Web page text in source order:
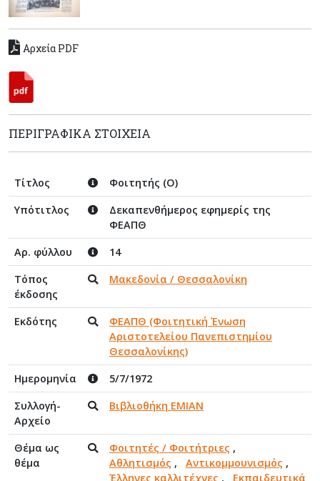
Αρχεία PDF
ΠΕΡΙΓΡΑΦΙΚΆ ΣΤΟΙΧΕΊΑ
Τίτλος
Φοιτητής (Ο)
Υπότιτλος
Δεκαπενθήμερος εφημερίς της
ΦΕΑΠΘ
Αρ. φύλλου
14
Τόπος
έκδοσης
Μακεδονία / Θεσσαλονίκη
Εκδότης
ΦΕΑΠΘ (Φοιτητική Ένωση
Αριστοτελείου Πανεπιστημίου
Θεσσαλονίκης)
Ημερομηνία
5/7/1972
Συλλογή-
Αρχείο
Βιβλιοθήκη ΕΜΙΑΝ
Θέμα ως
θέμα
Φοιτητές / Φοιτήτριες ,
Αθλητισμός , Αντικομμουνισμός ,
Έλληνες καλλιτέχνες , Εκπαιδευτικά